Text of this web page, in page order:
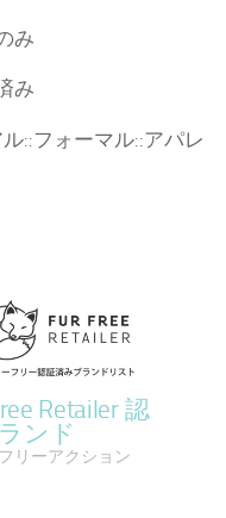
み
み
::フォーマル::アパレ
Retailer 認
ンド
リーアクション